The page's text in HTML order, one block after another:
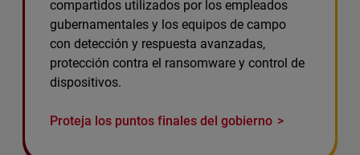
compartidos utilizados por los empleados
gubernamentales y los equipos de campo
con detección y respuesta avanzadas,
protección contra el ransomware y control de
dispositivos.
Proteja los puntos finales del gobierno